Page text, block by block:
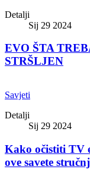
Detalji
Sij 29 2024
EVO ŠTA
STRŠLJEN
Savjeti
Detalji
Sij 29 2024
Kako očistiti TV
ove savete